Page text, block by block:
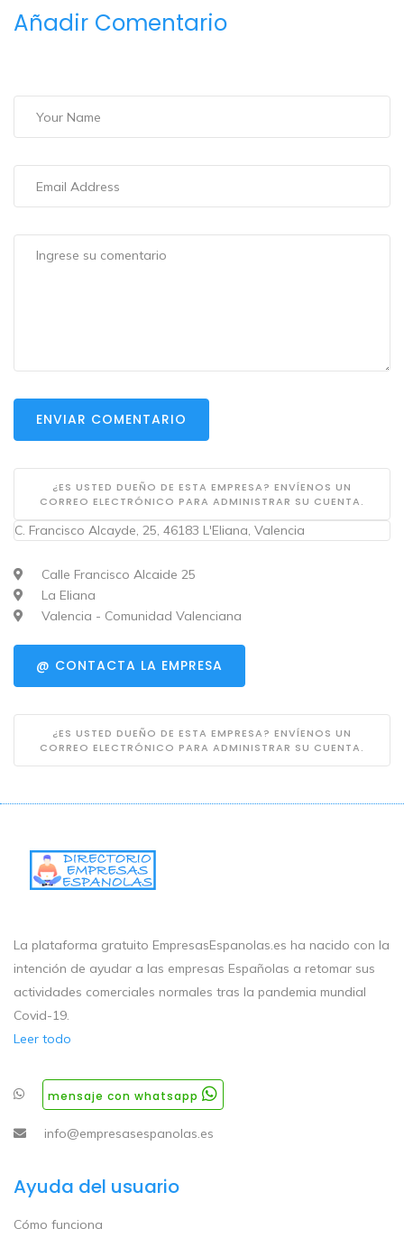
Añadir Comentario
ENVIAR COMENTARIO
¿ES USTED DUEÑO DE ESTA EMPRESA? ENVÍENOS UN
CORREO ELECTRÓNICO PARA ADMINISTRAR SU CUENTA.
C. Francisco Alcayde, 25, 46183 L'Eliana, Valencia
Calle Francisco Alcaide 25
La Eliana
Valencia - Comunidad Valenciana
@ CONTACTA LA EMPRESA
¿ES USTED DUEÑO DE ESTA EMPRESA? ENVÍENOS UN
CORREO ELECTRÓNICO PARA ADMINISTRAR SU CUENTA.
La plataforma gratuito EmpresasEspanolas.es ha nacido con la
intención de ayudar a las empresas Españolas a retomar sus
actividades comerciales normales tras la pandemia mundial
Covid-19.
Leer todo
mensaje con whatsapp
info@empresasespanolas.es
Ayuda del usuario
Cómo funciona